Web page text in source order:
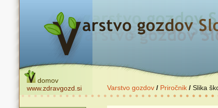
domov
www.zdravgozd.si
Varstvo gozdov / Priročnik / Slika